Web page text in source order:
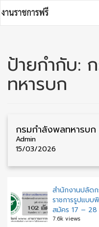
to
content
ป้ายกำกับ:
ทหารบก
Admin
15/03/2026
สำนักงานปลัด
ราชการรูปแบ
สมัคร 17 – 28
7.6k views